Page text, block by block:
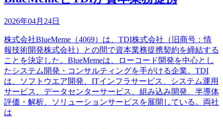
2026年04月24日
株式会社BlueMeme（4069）は、TDI株式会社（旧商号：情
報技術開発株式会社）との間で資本業務提携契約を締結する
ことを決定した。BlueMemeは、ローコード開発を中心とし
たシステム開発・コンサルティングを手がける企業。TDI
は、ソフトウエア開発、ITインフラサービス、システム運用
サービス、データセンターサービス、組み込み開発、半導体
評価・解析、ソリューションサービスを展開している。両社
は